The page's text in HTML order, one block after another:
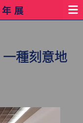
一種刻意地